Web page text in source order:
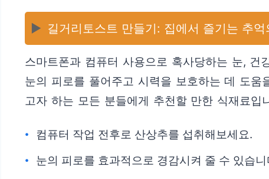
▶️ 길거리토스트 만들기: 집에서 즐기는 추억
스마트폰과 컴퓨터 사용으로 혹사당하는 눈,
눈의 피로를 풀어주고 시력을 보호하는 데 도
고자 하는 모든 분들에게 추천할 만한 식재료입
컴퓨터 작업 전후로 산상추를 섭취해보세요.
눈의 피로를 효과적으로 경감시켜 줄 수 있습니